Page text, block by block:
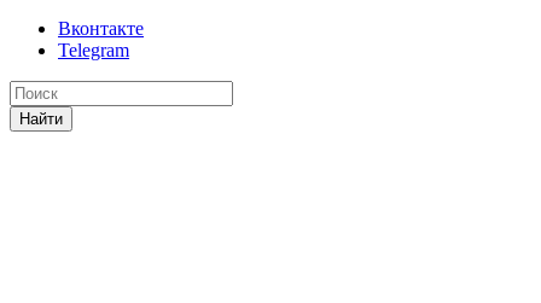
Вконтакте
Telegram
Найти